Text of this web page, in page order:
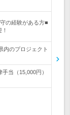
の経験がある方■
内のプロジェクト
当（15,000円）